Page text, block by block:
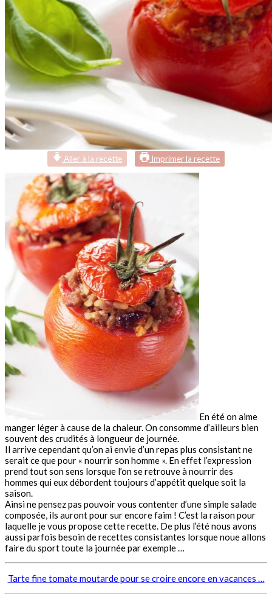
Aller à la recette Imprimer la recette
En été on aime
manger léger à cause de la chaleur. On consomme d’ailleurs bien
souvent des crudités à longueur de journée.
Il arrive cependant qu’on ai envie d’un repas plus consistant ne
serait ce que pour « nourrir son homme ». En effet l’expression
prend tout son sens lorsque l’on se retrouve à nourrir des
hommes qui eux débordent toujours d’appétit quelque soit la
saison.
Ainsi ne pensez pas pouvoir vous contenter d’une simple salade
composée, ils auront pour sur encore faim ! C’est la raison pour
laquelle je vous propose cette recette. De plus l’été nous avons
aussi parfois besoin de recettes consistantes lorsque noue allons
faire du sport toute la journée par exemple …
Tarte fine tomate moutarde pour se croire encore en vacances …